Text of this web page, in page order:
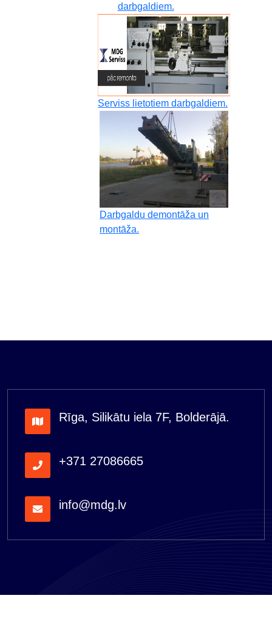
darbgaldiem.
Serviss lietotiem darbgaldiem.
Darbgaldu demontāža un
montāža.
Rīga, Silikātu iela 7F, Bolderājā.
+371 27086665
info@mdg.lv